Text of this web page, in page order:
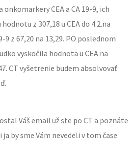
CEA a CA 19-9, ich
z 307,18 u CEA do 4.2.na
9 z 67,20 na 13,29. PO poslednom
vyskočila hodnota u CEA na
CT vyšetrenie budem absolvovať
Váš email už ste po CT a poznáte
by sme Vám nevedeli v tom čase